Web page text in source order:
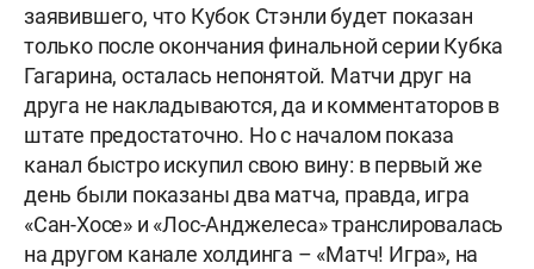
заявившего, что Кубок Стэнли будет показан
только после окончания финальной серии Кубка
Гагарина, осталась непонятой. Матчи друг на
друга не накладываются, да и комментаторов в
штате предостаточно. Но с началом показа
канал быстро искупил свою вину: в первый же
день были показаны два матча, правда, игра
«Сан-Хосе» и «Лос-Анджелеса» транслировалась
на другом канале холдинга – «Матч! Игра», на